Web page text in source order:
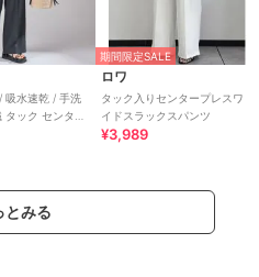
吸水速乾 / 手洗
ック センター
期間限定SALE
ロワ
タック入りセンタープレスワ
イドスラックスパンツ
¥3,989
とみる